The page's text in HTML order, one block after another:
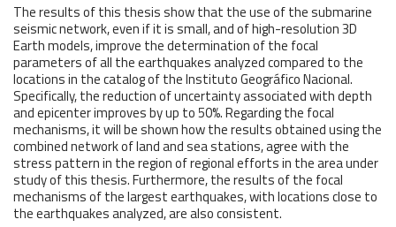
The results of this thesis show that the use of the submarine
seismic network, even if it is small, and of high-resolution 3D
Earth models, improve the determination of the focal
parameters of all the earthquakes analyzed compared to the
locations in the catalog of the Instituto Geográfico Nacional.
Specifically, the reduction of uncertainty associated with depth
and epicenter improves by up to 50%. Regarding the focal
mechanisms, it will be shown how the results obtained using the
combined network of land and sea stations, agree with the
stress pattern in the region of regional efforts in the area under
study of this thesis. Furthermore, the results of the focal
mechanisms of the largest earthquakes, with locations close to
the earthquakes analyzed, are also consistent.